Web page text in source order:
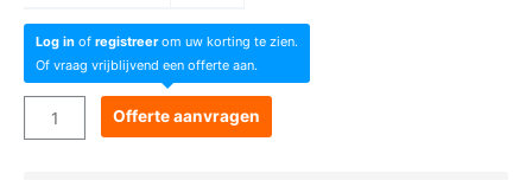
Log in of registreerom uw korting te zien.
Of vraag vrijblijvend een offerte aan.
Goboservice
-
Offerte aanvragen